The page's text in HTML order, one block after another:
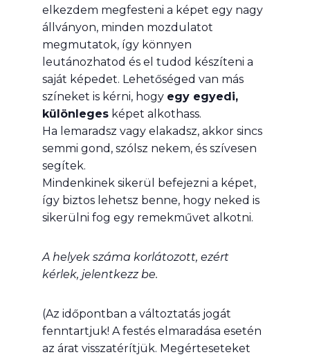
elkezdem megfesteni a képet egy nagy
állványon, minden mozdulatot
megmutatok, így könnyen
leutánozhatod és el tudod készíteni a
saját képedet. Lehetőséged van más
színeket is kérni, hogy egy egyedi,
különlegesképet alkothass.
Ha lemaradsz vagy elakadsz, akkor sincs
semmi gond, szólsz nekem, és szívesen
segítek.
Mindenkinek sikerül befejezni a képet,
így biztos lehetsz benne, hogy neked is
sikerülni fog egy remekművet alkotni.
A helyek száma korlátozott, ezért
kérlek, jelentkezz be.
(Az időpontban a változtatás jogát
fenntartjuk! A festés elmaradása esetén
az árat visszatérítjük. Megérteseteket